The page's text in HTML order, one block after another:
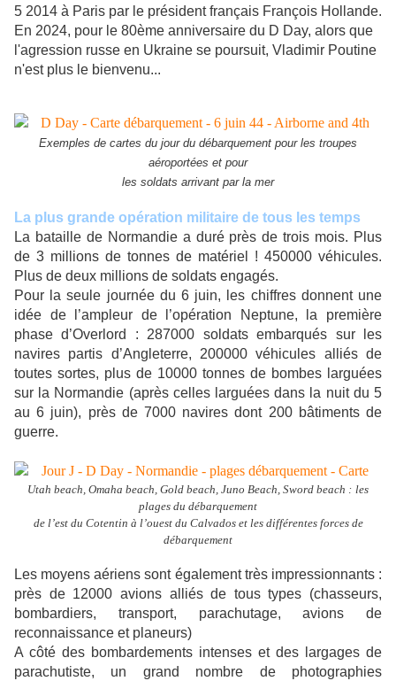
5 2014 à Paris par le président français François Hollande.
En 2024, pour le 80ème anniversaire du D Day, alors que
l'agression russe en Ukraine se poursuit, Vladimir Poutine
n'est plus le bienvenu...
Exemples de cartes du jour du débarquement pour les troupes
aéroportées et pour
les soldats arrivant par la mer
La plus grande opération militaire de tous les temps
La bataille de Normandie a duré près de trois mois. Plus
de 3 millions de tonnes de matériel ! 450000 véhicules.
Plus de deux millions de soldats engagés.
Pour la seule journée du 6 juin, les chiffres donnent une
idée de l’ampleur de l’opération Neptune, la première
phase d’Overlord : 287000 soldats embarqués sur les
navires partis d’Angleterre, 200000 véhicules alliés de
toutes sortes, plus de 10000 tonnes de bombes larguées
sur la Normandie (après celles larguées dans la nuit du 5
au 6 juin), près de 7000 navires dont 200 bâtiments de
guerre.
Utah beach, Omaha beach, Gold beach, Juno Beach, Sword beach : les
plages du débarquement
de l’est du Cotentin à l’ouest du Calvados et les différentes forces de
débarquement
Les moyens aériens sont également très impressionnants :
près de 12000 avions alliés de tous types (chasseurs,
bombardiers, transport, parachutage, avions de
reconnaissance et planeurs)
A côté des bombardements intenses et des largages de
parachutiste, un grand nombre de photographies